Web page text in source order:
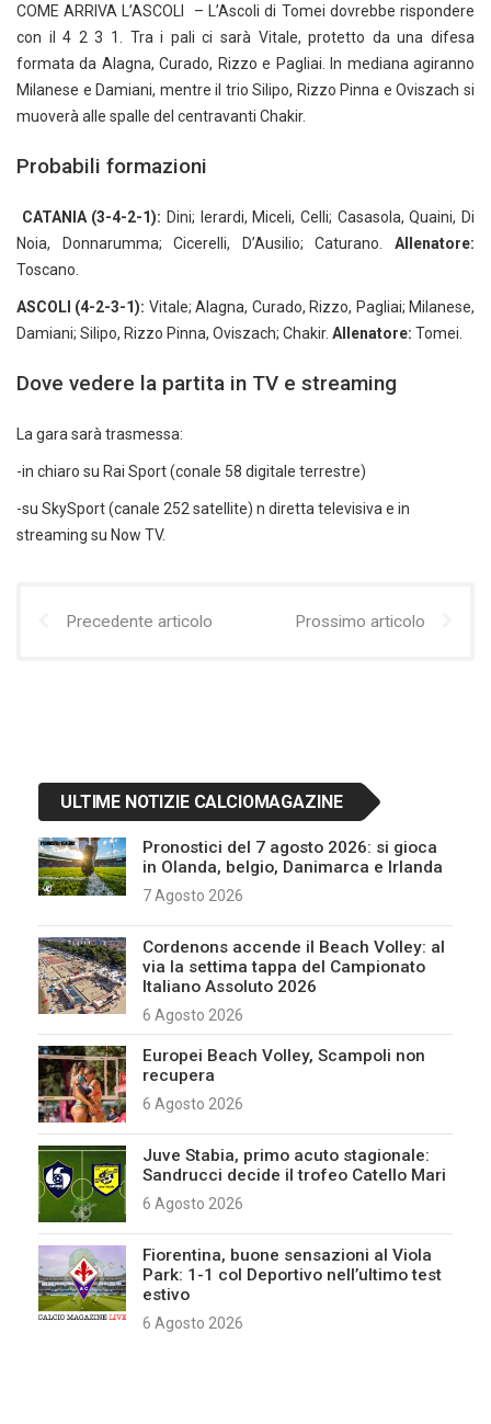
COME ARRIVA L’ASCOLI – L’Ascoli di Tomei dovrebbe rispondere
con il 4 2 3 1. Tra i pali ci sarà Vitale, protetto da una difesa
formata da Alagna, Curado, Rizzo e Pagliai. In mediana agiranno
Milanese e Damiani, mentre il trio Silipo, Rizzo Pinna e Oviszach si
muoverà alle spalle del centravanti Chakir.
Probabili formazioni
CATANIA (3-4-2-1): Dini; Ierardi, Miceli, Celli; Casasola, Quaini, Di
Noia, Donnarumma; Cicerelli, D’Ausilio; Caturano. Allenatore:
Toscano.
ASCOLI (4-2-3-1): Vitale; Alagna, Curado, Rizzo, Pagliai; Milanese,
Damiani; Silipo, Rizzo Pinna, Oviszach; Chakir. Allenatore: Tomei.
Dove vedere la partita in TV e streaming
La gara sarà trasmessa:
-in chiaro su Rai Sport (conale 58 digitale terrestre)
-su SkySport (canale 252 satellite) n diretta televisiva e in
streaming su Now TV.
Precedente articolo Prossimo articolo
ULTIME NOTIZIE CALCIOMAGAZINE
Pronostici del 7 agosto 2026: si gioca
in Olanda, belgio, Danimarca e Irlanda
7 Agosto 2026
Cordenons accende il Beach Volley: al
via la settima tappa del Campionato
Italiano Assoluto 2026
6 Agosto 2026
Europei Beach Volley, Scampoli non
recupera
6 Agosto 2026
Juve Stabia, primo acuto stagionale:
Sandrucci decide il trofeo Catello Mari
6 Agosto 2026
Fiorentina, buone sensazioni al Viola
Park: 1-1 col Deportivo nell’ultimo test
estivo
6 Agosto 2026